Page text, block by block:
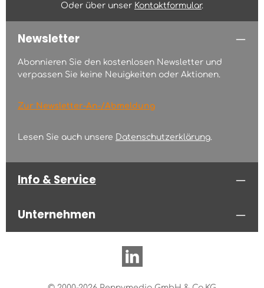
Oder über unser Kontaktformular.
Newsletter
Abonnieren Sie den kostenlosen Newsletter und
verpassen Sie keine Neuigkeiten oder Aktionen.
Zur Newsletter-An-/Abmeldung
Lesen Sie auch unsere Datenschutzerklärung.
Info & Service
Unternehmen